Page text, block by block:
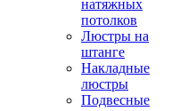
натяжных
потолков
Люстры на
штанге
Накладные
люстры
Подвесные